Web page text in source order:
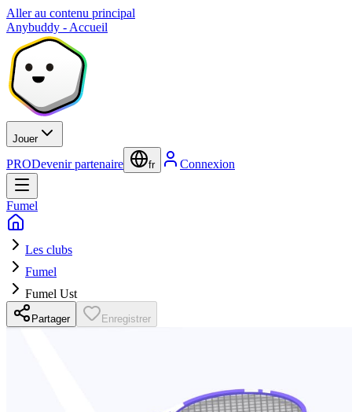
Aller au contenu principal
Anybuddy - Accueil
Jouer
PRODevenir partenaire fr Connexion
Fumel
Les clubs
Fumel
Fumel Ust
Partager Enregistrer